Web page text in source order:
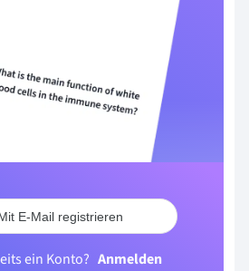
E-Mail registrieren
ein Konto? Anmelden